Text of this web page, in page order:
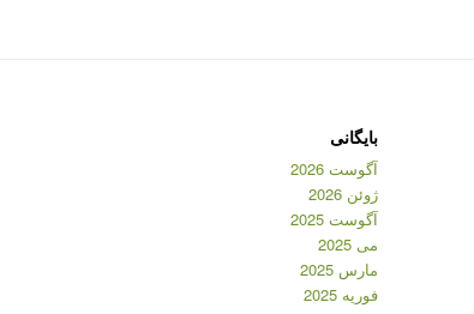
بایگانی
آگوست 2026
ژوئن 2026
آگوست 2025
می 2025
مارس 2025
فوریه 2025